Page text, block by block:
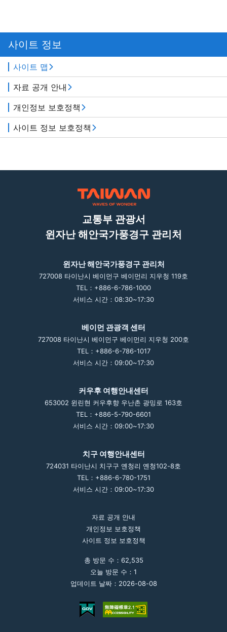
사이트 정보
사이트 맵
자료 공개 안내
개인정보 보호정책
사이트 정보 보호정책
교통부 관광서
윈자난 해안국가풍경구 관리처
윈자난 해안국가풍경구 관리처
727008 타이난시 베이먼구 베이먼리 지우청 119호
TEL：+886-6-786-1000
서비스 시간：08:30~17:30
베이먼 관광객 센터
727008 타이난시 베이먼구 베이먼리 지우청 200호
TEL：+886-6-786-1017
서비스 시간：09:00~17:30
커우후 여행안내센터
653002 윈린현 커우후향 우난촌 광밍로 163호
TEL：+886-5-790-6601
서비스 시간：09:00~17:30
치구 여행안내센터
724031 타이난시 치구구 옌청리 옌청102-8호
TEL：+886-6-780-1751
서비스 시간：09:00~17:30
자료 공개 안내
개인정보 보호정책
사이트 정보 보호정책
총 방문 수：62,535
오늘 방문 수：1
업데이트 날짜：2026-08-08